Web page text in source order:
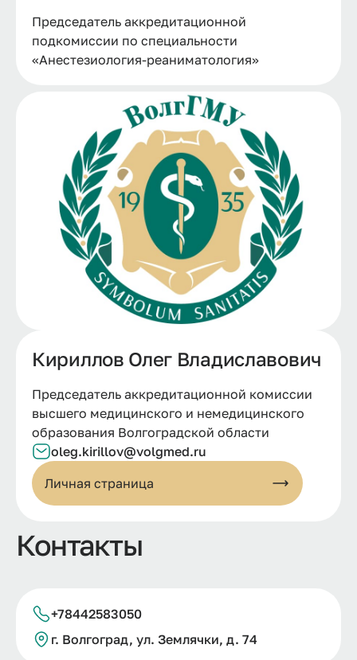
Председатель аккредитационной
подкомиссии по специальности
«Анестезиология-реаниматология»
Кириллов Олег Владиславович
Председатель аккредитационной комиссии
высшего медицинского и немедицинского
образования Волгоградской области
oleg.kirillov@volgmed.ru
Личная страница
Контакты
+78442583050
г. Волгоград, ул. Землячки, д. 74